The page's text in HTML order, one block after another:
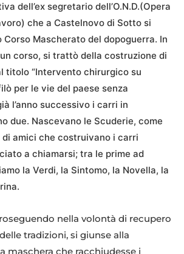
dell’ex segretario dell’O.N.D.(Opera
che a Castelnovo di Sotto si
Corso Mascherato del dopoguerra. In
corso, si trattò della costruzione di
titolo “Intervento chirurgico su
per le vie del paese senza
l’anno successivo i carri in
due. Nascevano le Scuderie, come
amici che costruivano i carri
a chiamarsi; tra le prime ad
la Verdi, la Sintomo, la Novella, la
nella volontà di recupero
tradizioni, si giunse alla
maschera che racchiudesse i